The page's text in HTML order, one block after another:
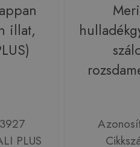
illat,
PLUS